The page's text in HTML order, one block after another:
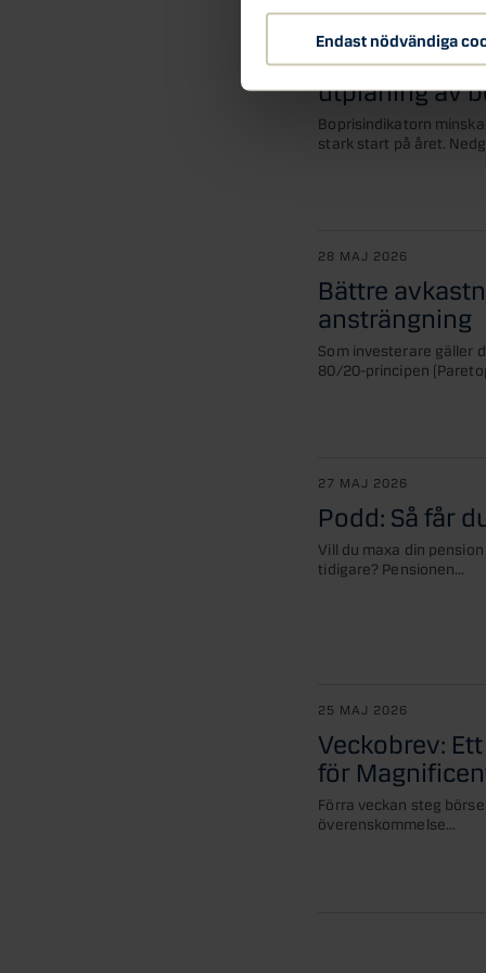
Endast nödvändiga
Danske
utplaning av
Boprisindikatorn
stark start på året.
28 MAJ 2026
Bättre
ansträngning
Som investerare gäller
80/20-principen
27 MAJ 2026
Podd: Så får
Vill du maxa din
tidigare? Pensionen...
25 MAJ 2026
Veckobrev:
för
Förra veckan steg
överenskommelse...